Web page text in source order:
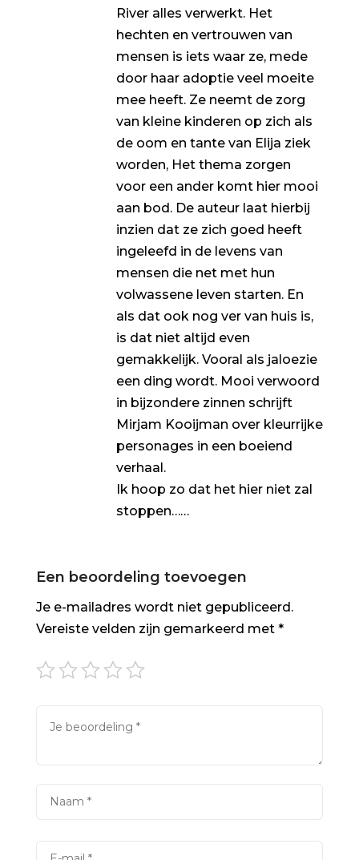
River alles verwerkt. Het
hechten en vertrouwen van
mensen is iets waar ze, mede
door haar adoptie veel moeite
mee heeft. Ze neemt de zorg
van kleine kinderen op zich als
de oom en tante van Elija ziek
worden, Het thema zorgen
voor een ander komt hier mooi
aan bod. De auteur laat hierbij
inzien dat ze zich goed heeft
ingeleefd in de levens van
mensen die net met hun
volwassene leven starten. En
als dat ook nog ver van huis is,
is dat niet altijd even
gemakkelijk. Vooral als jaloezie
een ding wordt. Mooi verwoord
in bijzondere zinnen schrijft
Mirjam Kooijman over kleurrijke
personages in een boeiend
verhaal.
Ik hoop zo dat het hier niet zal
stoppen……
Een beoordeling toevoegen
Je e-mailadres wordt niet gepubliceerd.
Vereiste velden zijn gemarkeerd met *